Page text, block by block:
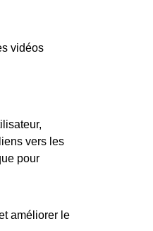
vidéos
vers les
pour
améliorer le